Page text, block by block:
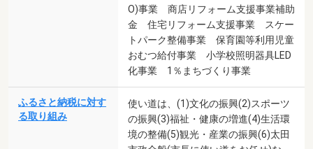
O)事業 商店リフォーム支援事業補助
金 住宅リフォーム支援事業 スケー
トパーク整備事業 保育園等利用児童
おむつ給付事業 小学校照明器具LED
化事業 1％まちづくり事業
ふるさと納税に対す
る取り組み
使い道は、(1)文化の振興(2)スポーツ
の振興(3)福祉・健康の増進(4)生活環
境の整備(5)観光・産業の振興(6)太田